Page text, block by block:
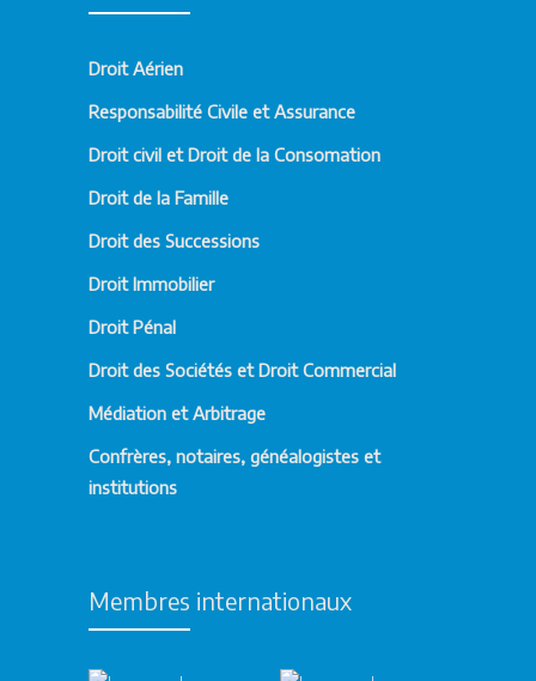
Droit Aérien
Responsabilité Civile et Assurance
Droit civil et Droit de la Consomation
Droit de la Famille
Droit des Successions
Droit Immobilier
Droit Pénal
Droit des Sociétés et Droit Commercial
Médiation et Arbitrage
Confrères, notaires, généalogistes et
institutions
Membres internationaux